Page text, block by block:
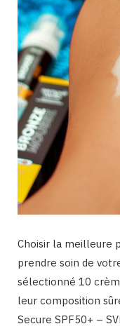
Choisir la meilleure
prendre soin de
sélectionné 10
leur composition
Secure SPF50+ –